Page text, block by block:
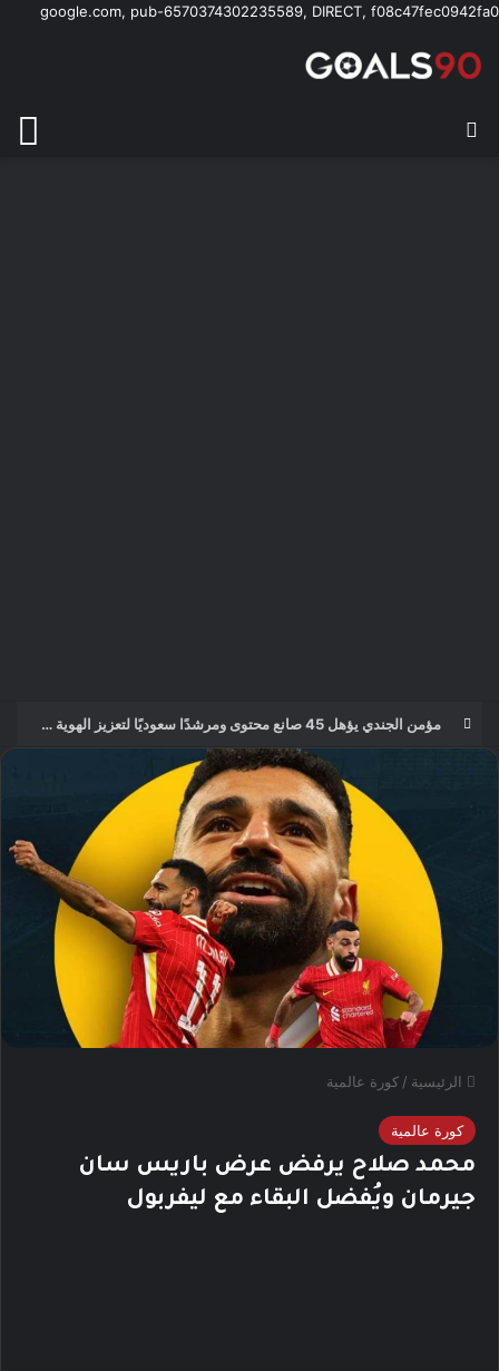
google.com, pub-6570374302235589, DIRECT, f08c47fec0942fa0
مؤمن الجندي يؤهل 45 صانع محتوى ومرشدًا سعوديًا لتعزيز الهوية السياحية الرقمية للمملكة
الرئيسية / كورة عالمية
كورة عالمية
محمد صلاح يرفض عرض باريس سان
جيرمان ويُفضل البقاء مع ليفربول